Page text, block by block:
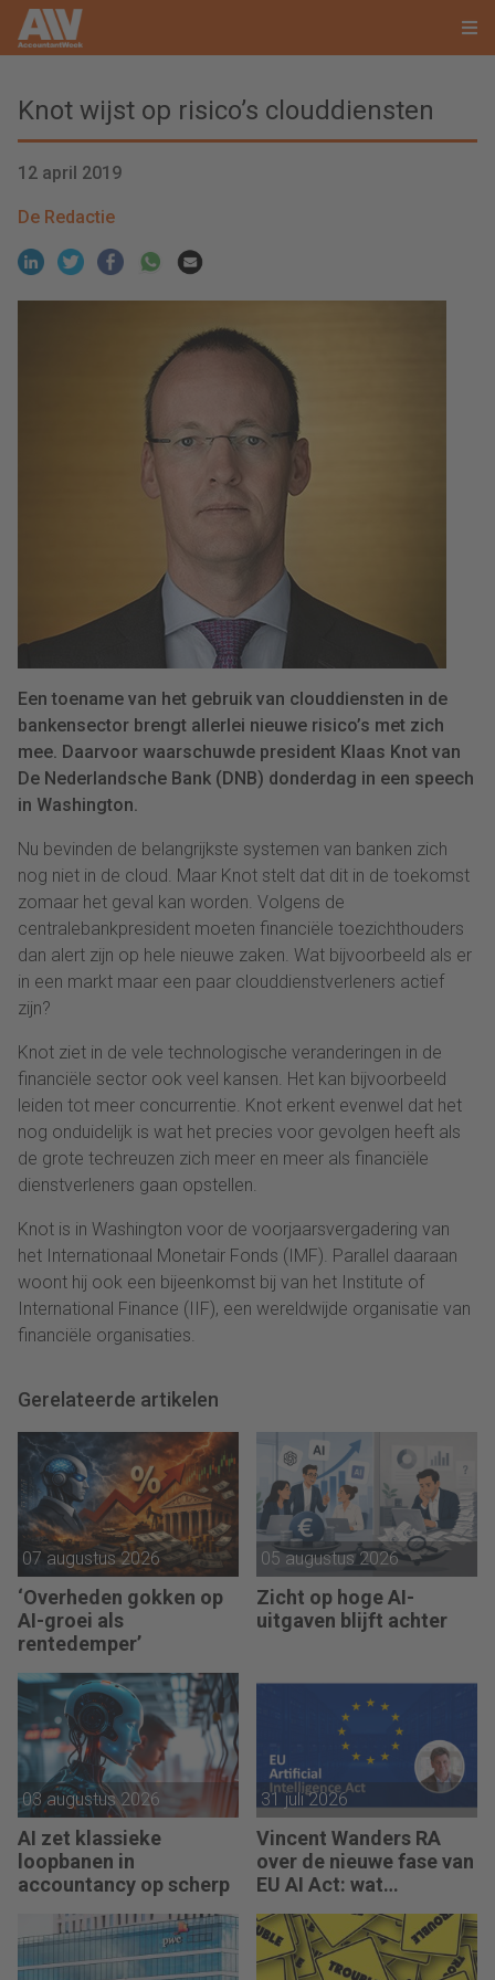
Knot wijst op risico’s clouddiensten
12 april 2019
De Redactie
Een toename van het gebruik van clouddiensten in de
bankensector brengt allerlei nieuwe risico’s met zich
mee. Daarvoor waarschuwde president Klaas Knot van
De Nederlandsche Bank (DNB) donderdag in een speech
in Washington.
Nu bevinden de belangrijkste systemen van banken zich
nog niet in de cloud. Maar Knot stelt dat dit in de toekomst
zomaar het geval kan worden. Volgens de
centralebankpresident moeten financiële toezichthouders
dan alert zijn op hele nieuwe zaken. Wat bijvoorbeeld als er
in een markt maar een paar clouddienstverleners actief
zijn?
Knot ziet in de vele technologische veranderingen in de
financiële sector ook veel kansen. Het kan bijvoorbeeld
leiden tot meer concurrentie. Knot erkent evenwel dat het
nog onduidelijk is wat het precies voor gevolgen heeft als
de grote techreuzen zich meer en meer als financiële
dienstverleners gaan opstellen.
Knot is in Washington voor de voorjaarsvergadering van
het Internationaal Monetair Fonds (IMF). Parallel daaraan
woont hij ook een bijeenkomst bij van het Institute of
International Finance (IIF), een wereldwijde organisatie van
financiële organisaties.
Gerelateerde artikelen
07 augustus 2026
‘Overheden gokken op
AI-groei als
rentedemper’
05 augustus 2026
Zicht op hoge AI-
uitgaven blijft achter
03 augustus 2026
AI zet klassieke
loopbanen in
accountancy op scherp
31 juli 2026
Vincent Wanders RA
over de nieuwe fase van
EU AI Act: wat
accountants nu moeten
regelen